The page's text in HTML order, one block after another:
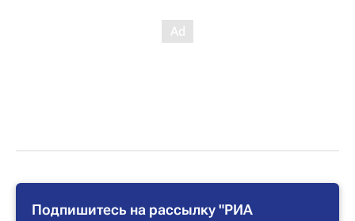
Подпишитесь на рассылку "РИА